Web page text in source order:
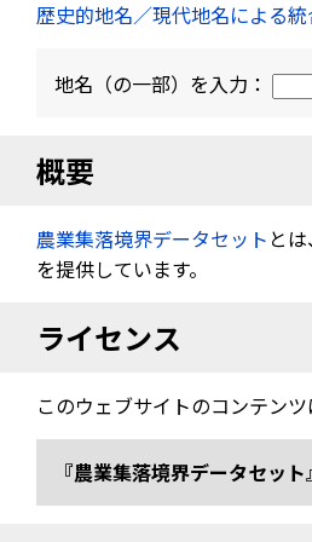
歴史的地名／現代地名による
地名（の一部）を入力：
概要
農業集落境界データセット と
を提供しています。
ライセンス
このウェブサイトのコンテンツ
『農業集落境界データセッ